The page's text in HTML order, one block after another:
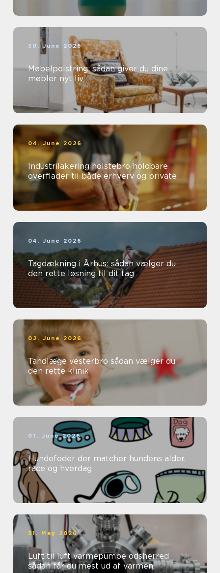
30. June 2026
Møbelpolstring: sådan giver du dine
møbler nyt liv
04. June 2026
Industrilakering holstebro holdbare
overflader til både erhverv og private
04. June 2026
Tagdækning i Århus: sådan vælger du
den rette løsning til dit tag
02. June 2026
Tandlæge vesterbro sådan vælger du
den rette klinik
01. June 2026
Hundefoder der matcher hundens alder,
race og hverdag
31. May 2026
Luft til luft varmepumpe odsherred
sådan får du mest ud af varmen